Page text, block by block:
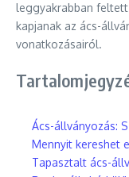
leggyakrabban
kapjanak az ács-
vonatkozásairól.
Ács-állványozás:
Mennyit kereshet
Tapasztalt ács-